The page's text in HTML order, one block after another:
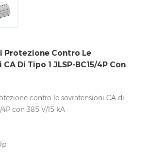
Protezione Contro Le
Di Tipo 1 JLSP-BC15/4P Con
contro le sovratensioni CA di
4P con 385 V/15 kA